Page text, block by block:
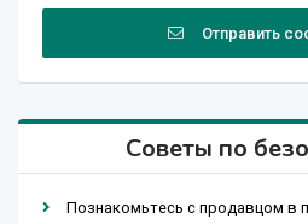
Отправить
Советы по
Познакомьтесь с продавцом в